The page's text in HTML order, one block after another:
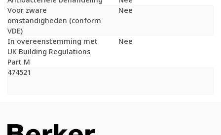
Voor zware
omstandigheden (conform
VDE)
Nee
In overeenstemming met
UK Building Regulations
Part M
Nee
474521